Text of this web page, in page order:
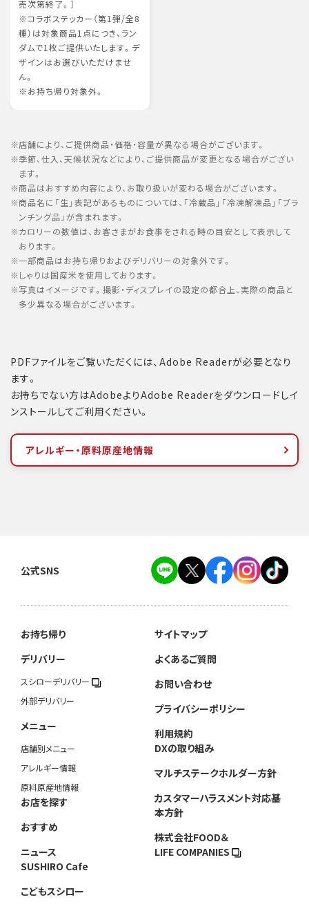
売次第終了。］
※コラボステッカー（第1弾/全8
種）は対象商品1点につき、ラン
ダムで1枚ご提供いたします。デ
ザインはお選びいただけませ
ん。
※お持ち帰り対象外。
店舗により、ご提供商品・価格・容量が異なる場合がございます。
季節、仕入、天候状況などにより、ご提供商品が変更となる場合がござい
ます。
商品はおすすめ内容により、お取り扱いが変わる場合がございます。
商品名に「生」表記があるものについては、「冷蔵品」「冷凍解凍品」「ブラ
ンチング品」が含まれます。
カロリーの数値は、お客さまがお食事をされる時の目安として表示して
おります。
一部商品はお持ち帰りおよびデリバリーの対象外です。
しゃりは国産米を使用しております。
写真はイメージです。撮影・ディスプレイの設定の都合上、実際の商品と
多少異なる場合がございます。
PDFファイルをご覧いただくには、Adobe Readerが必要となり
ます。
お持ちでない方はAdobeよりAdobe Readerをダウンロードしイ
ンストールしてご利用ください。
アレルギー・原料原産地情報
公式SNS
お持ち帰り
デリバリー
スシローデリバリー
外部デリバリー
メニュー
店舗別メニュー
アレルギー情報
原料原産地情報
お店を探す
おすすめ
ニュース
SUSHIRO Cafe
こどもスシロー
サイトマップ
よくあるご質問
お問い合わせ
プライバシーポリシー
利用規約
DXの取り組み
マルチステークホルダー方針
カスタマーハラスメント対応基
本方針
株式会社FOOD＆
LIFE COMPANIES